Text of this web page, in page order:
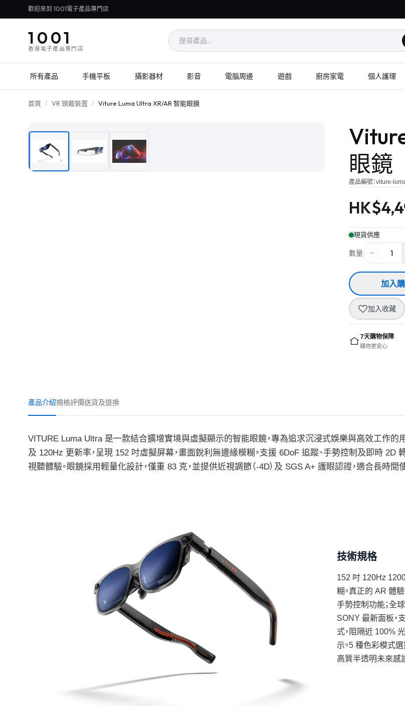
歡迎來到 1001電子產品專門店
1001
香港電子產品專門店
所有產品 手機平板 攝影器材 影音 電腦周邊 遊戲 廚房家電 個人護理
首頁 / VR 頭戴裝置 / Viture Luma Ultra XR/AR 智能眼鏡
眼鏡
產品編號：viture-
HK$
現貨供應
數量 − 1
加入
加入收藏
7天購物保障
購物更安心
產品介紹規格評價送貨及退換
VITURE Luma Ultra 是一款結合擴增實境與虛擬顯示的智能眼鏡，專為追求沉浸式娛樂與高效工作的
及 120Hz 更新率，呈現 152 吋虛擬屏幕，畫面銳利無邊緣模糊。支援 6DoF 追蹤、手勢控制及即時
視聽體驗。眼鏡採用輕量化設計，僅重 83 克，並提供近視調節（-4D）及 SGS A+ 護眼認證，適合長時間
技術規格
152 吋 120Hz
糊。真正的 AR 體
手勢控制功能；全
SONY 最新面板，
式，阻隔近 100%
示。5 種色彩模式
高質半透明未來感